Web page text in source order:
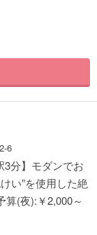
6
】モダンでお
い”を使用した絶
(夜):￥2,000～